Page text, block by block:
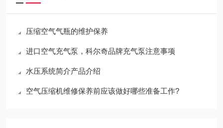
压缩空气气瓶的维护保养
进口空气充气泵，科尔奇品牌充气泵注意事项
水压系统简介产品介绍
空气压缩机维修保养前应该做好哪些准备工作?